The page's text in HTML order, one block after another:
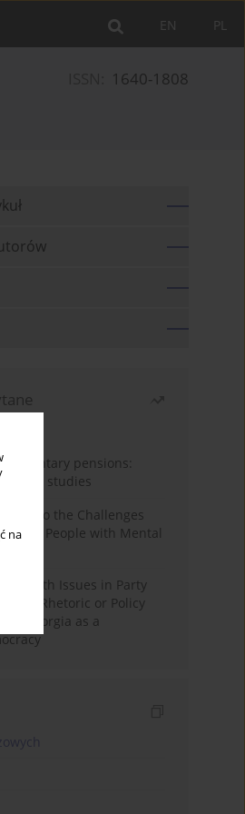
na
PL
EN
1640-1808
voluntary pensions:
case studies
into the Challenges
People with Mental
of Youth Issues in Party
Rhetoric or Policy
of Georgia as a